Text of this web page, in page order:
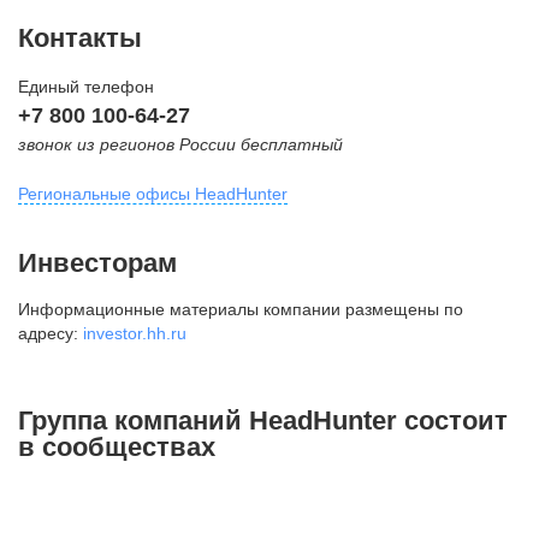
Контакты
Единый телефон
+7 800 100-64-27
звонок из регионов России бесплатный
Региональные офисы HeadHunter
внутригородская территория
Муниципальный округ Тверской,
2-я Брестская ул., д. 48,
+7 495 980-64-27
Инвесторам
Информационные материалы компании размещены по
адресу: investor.hh.ru
Группа компаний HeadHunter состоит
в сообществах